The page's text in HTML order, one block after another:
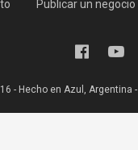
Publicar un negocio
- Hecho en Azul, Argentina -